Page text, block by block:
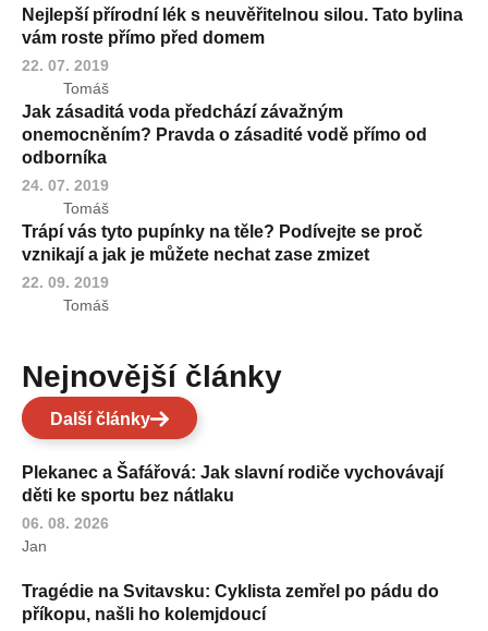
Nejlepší přírodní lék s neuvěřitelnou silou. Tato bylina
vám roste přímo před domem
22. 07. 2019
Tomáš
Jak zásaditá voda předchází závažným
onemocněním? Pravda o zásadité vodě přímo od
odborníka
24. 07. 2019
Tomáš
Trápí vás tyto pupínky na těle? Podívejte se proč
vznikají a jak je můžete nechat zase zmizet
22. 09. 2019
Tomáš
Nejnovější články
Další články
Plekanec a Šafářová: Jak slavní rodiče vychovávají
děti ke sportu bez nátlaku
06. 08. 2026
Jan
Tragédie na Svitavsku: Cyklista zemřel po pádu do
příkopu, našli ho kolemjdoucí